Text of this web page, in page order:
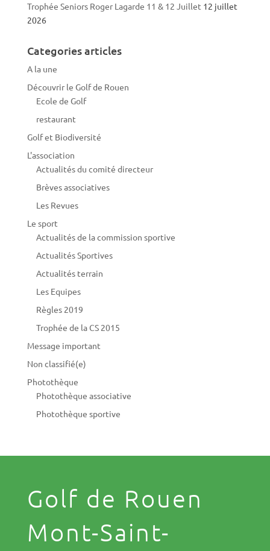
Trophée Seniors Roger Lagarde 11 & 12 Juillet 12 juillet
2026
Categories articles
A la une
Découvrir le Golf de Rouen
Ecole de Golf
restaurant
Golf et Biodiversité
L'association
Actualités du comité directeur
Brèves associatives
Les Revues
Le sport
Actualités de la commission sportive
Actualités Sportives
Actualités terrain
Les Equipes
Règles 2019
Trophée de la CS 2015
Message important
Non classifié(e)
Photothèque
Photothèque associative
Photothèque sportive
Golf de Rouen
Mont-Saint-